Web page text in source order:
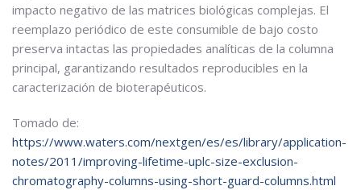
impacto negativo de las matrices biológicas complejas. El
reemplazo periódico de este consumible de bajo costo
preserva intactas las propiedades analíticas de la columna
principal, garantizando resultados reproducibles en la
caracterización de bioterapéuticos.
Tomado de:
https://www.waters.com/nextgen/es/es/library/application-
notes/2011/improving-lifetime-uplc-size-exclusion-
chromatography-columns-using-short-guard-columns.html